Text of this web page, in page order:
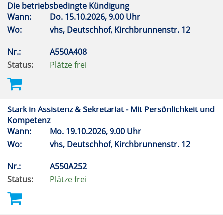
Die betriebsbedingte Kündigung
Wann:
Do. 15.10.2026, 9.00 Uhr
Wo:
vhs, Deutschhof, Kirchbrunnenstr. 12
Nr.:
A550A408
Status:
Plätze frei
Stark in Assistenz & Sekretariat - Mit Persönlichkeit und
Kompetenz
Wann:
Mo. 19.10.2026, 9.00 Uhr
Wo:
vhs, Deutschhof, Kirchbrunnenstr. 12
Nr.:
A550A252
Status:
Plätze frei